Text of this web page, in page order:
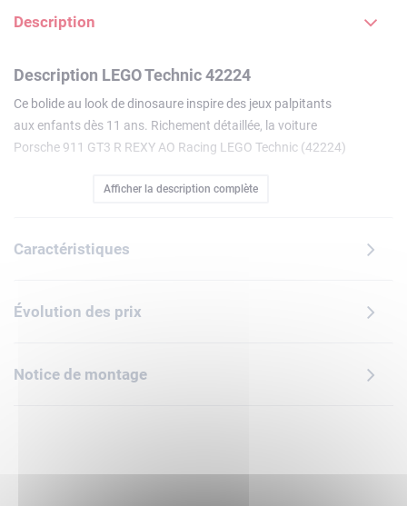
Description
Description LEGO Technic 42224
Ce bolide au look de dinosaure inspire des jeux palpitants
aux enfants dès 11 ans. Richement détaillée, la voiture
Porsche 911 GT3 R REXY AO Racing LEGO Technic (42224)
d'action.Contrôlez la direction avec la molette, ouvrez les
différentiel, le moteur boxer 6 cylindres avec ordre
Avec sa livrée évoquant un féroce T. rex, ce bolide fait
autant d'effet sur le circuit qu'exposé.Ce cadeau amusant
Technic intègrent des mouvements et des mécanismes
réalistes qui initient les jeunes constructeurs LEGO à
confiance. Ce set contient 1 313 pièces.
Afficher la description complète
Caractéristiques
Évolution des prix
Notice de montage